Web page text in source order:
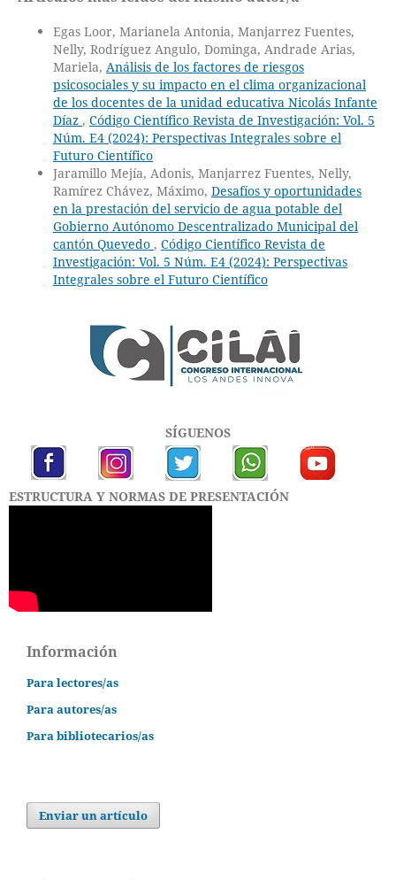
Egas Loor, Marianela Antonia, Manjarrez Fuentes,
Nelly, Rodríguez Angulo, Dominga, Andrade Arias,
Mariela, Análisis de los factores de riesgos
psicosociales y su impacto en el clima organizacional
de los docentes de la unidad educativa Nicolás Infante
Díaz , Código Científico Revista de Investigación: Vol. 5
Núm. E4 (2024): Perspectivas Integrales sobre el
Futuro Científico
Jaramillo Mejía, Adonis, Manjarrez Fuentes, Nelly,
Ramírez Chávez, Máximo, Desafíos y oportunidades
en la prestación del servicio de agua potable del
Gobierno Autónomo Descentralizado Municipal del
cantón Quevedo , Código Científico Revista de
Investigación: Vol. 5 Núm. E4 (2024): Perspectivas
Integrales sobre el Futuro Científico
SÍGUENOS
ESTRUCTURA Y NORMAS DE PRESENTACIÓN
Información
Para lectores/as
Para autores/as
Para bibliotecarios/as
Enviar un artículo